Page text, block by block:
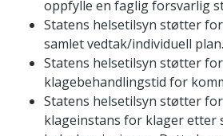
oppfylle en faglig forsvarlig
Statens helsetilsyn støtter
samlet vedtak/individuell plan.
Statens helsetilsyn støtter
klagebehandlingstid for
Statens helsetilsyn støtter
klageinstans for klager etter